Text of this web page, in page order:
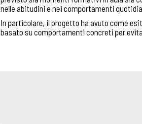
nelle abitudini e nei comportamenti
In particolare, il progetto ha avuto come
basato su comportamenti concreti per